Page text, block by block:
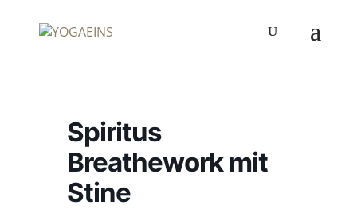
Spiritus
Breathework mit
Stine